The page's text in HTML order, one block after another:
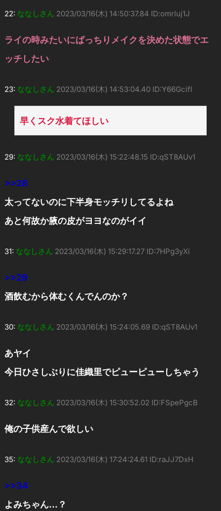
22: ななしさん 2023/03/16(木) 14:50:37.84 ID:omrluj1J
ライの時みたいにばっちりメイクを決めた状態でエ
ッチしたい
23: ななしさん 2023/03/16(木) 14:53:04.40 ID:Y66Gcifl
早くスク水着てほしい
29: ななしさん 2023/03/16(木) 15:22:48.15 ID:qST8AUv1
>>28
太ってないのに下半身モッチリしてるよね
あと何故か腋の皮がヨヨなのがイイ
31: ななしさん 2023/03/16(木) 15:29:17.27 ID:7HPg3yXi
>>29
酒飲むから体むくんでんのか？
30: ななしさん 2023/03/16(木) 15:24:05.69 ID:qST8AUv1
あヤイ
今日ひさしぶりに佳織里でピューピューしちゃう
32: ななしさん 2023/03/16(木) 15:30:52.02 ID:FSpePgcB
俺の子供産んで欲しい
35: ななしさん 2023/03/16(木) 17:24:24.61 ID:raJJ7DxH
>>34
よみちゃん…？